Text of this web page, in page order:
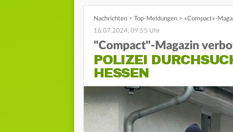
Nachrichten > Top-Meldungen > «Compact»-
16.07.2024, 09:55 Uhr
"Compact"-Magazin
POLIZEI
HESSEN